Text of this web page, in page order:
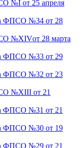
№I от 25 апреля
ФПСО №34 от 28
№XIVот 28 марта
ФПСО №33 от 29
ФПСО №32 от 23
№XIII от 21
ФПСО №31 от 21
ФПСО №30 от 19
ФПСО №29 от 21